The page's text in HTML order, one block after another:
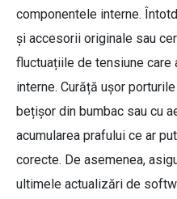
componentele interne.
și accesorii originale sau
fluctuațiile de tensiune care
interne. Curăță ușor
bețișor din bumbac sau cu
acumularea prafului ce ar
corecte. De asemenea,
ultimele actualizări de